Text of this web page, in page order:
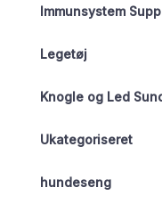
Immunsystem
Legetøj
Knogle og Led
Ukategoriseret
hundeseng